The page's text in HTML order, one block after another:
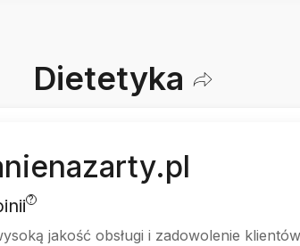
Dietetyka
?
jakość obsługi i zadowolenie